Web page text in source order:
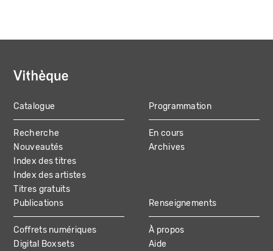
MAIN
NAVIGATION
Catalogue
Recherche
Nouveautés
Index des titres
Index des artistes
Titres gratuits
Programmation
En cours
Archives
Publications
Coffrets numériques
Digital Boxsets
Renseignements
À propos
Aide